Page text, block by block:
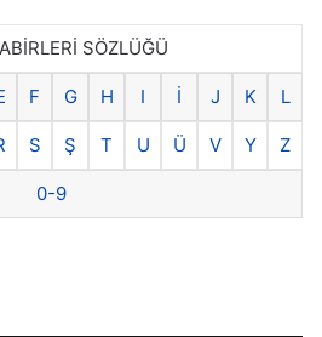
SÖZLÜĞÜ
F G H I İ J K L
S Ş T U Ü V Y Z
0-9